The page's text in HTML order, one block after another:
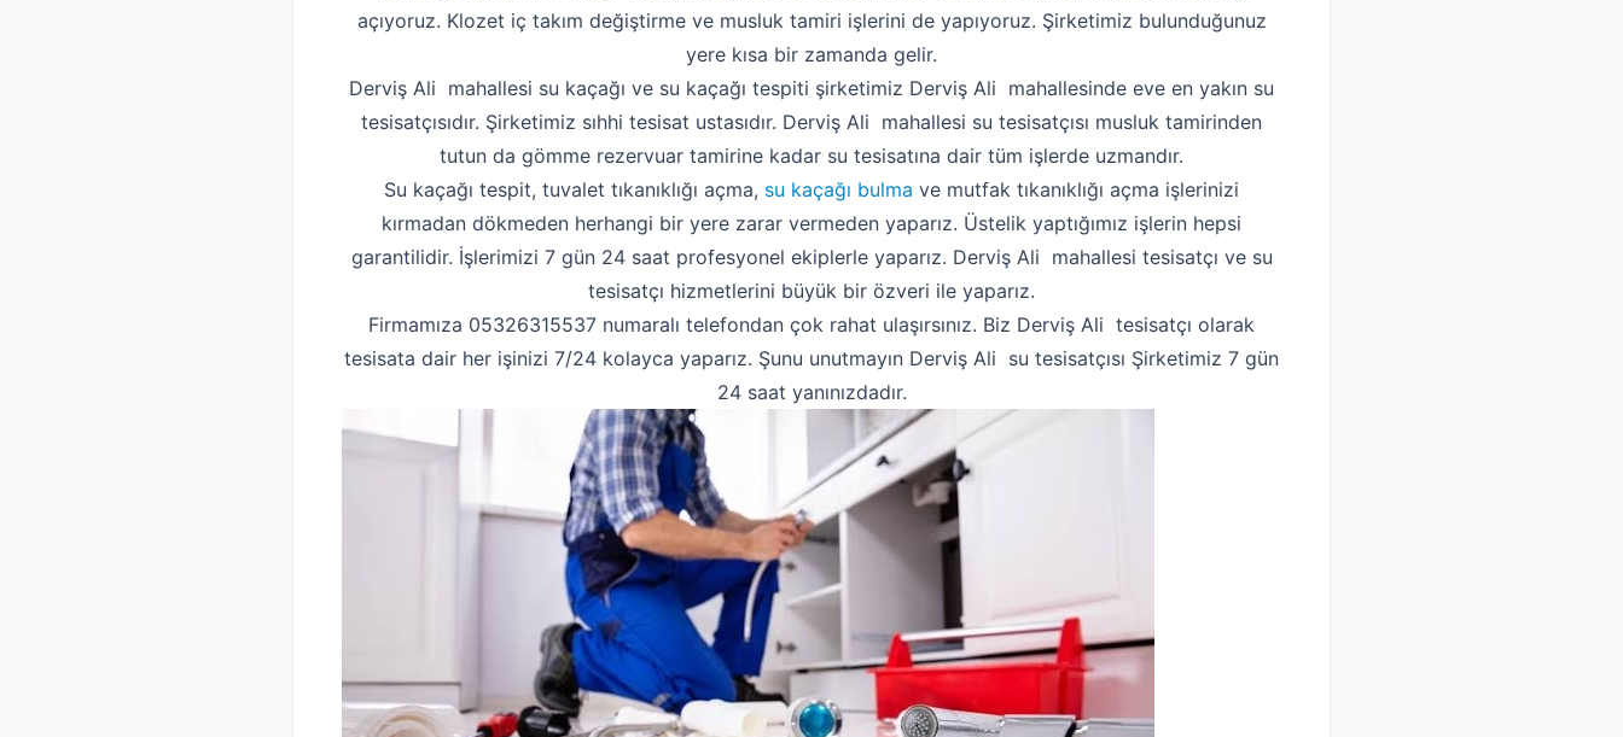
açıyoruz. Klozet iç takım değiştirme ve musluk tamiri işlerini de yapıyoruz. Şirketimiz bulunduğunuz
yere kısa bir zamanda gelir.
Derviş Ali mahallesi su kaçağı ve su kaçağı tespiti şirketimiz Derviş Ali mahallesinde eve en yakın su
tesisatçısıdır. Şirketimiz sıhhi tesisat ustasıdır. Derviş Ali mahallesi su tesisatçısı musluk tamirinden
tutun da gömme rezervuar tamirine kadar su tesisatına dair tüm işlerde uzmandır.
Su kaçağı tespit, tuvalet tıkanıklığı açma, su kaçağı bulma ve mutfak tıkanıklığı açma işlerinizi
kırmadan dökmeden herhangi bir yere zarar vermeden yaparız. Üstelik yaptığımız işlerin hepsi
garantilidir. İşlerimizi 7 gün 24 saat profesyonel ekiplerle yaparız. Derviş Ali mahallesi tesisatçı ve su
tesisatçı hizmetlerini büyük bir özveri ile yaparız.
Firmamıza 05326315537 numaralı telefondan çok rahat ulaşırsınız. Biz Derviş Ali tesisatçı olarak
tesisata dair her işinizi 7/24 kolayca yaparız. Şunu unutmayın Derviş Ali su tesisatçısı Şirketimiz 7 gün
24 saat yanınızdadır.